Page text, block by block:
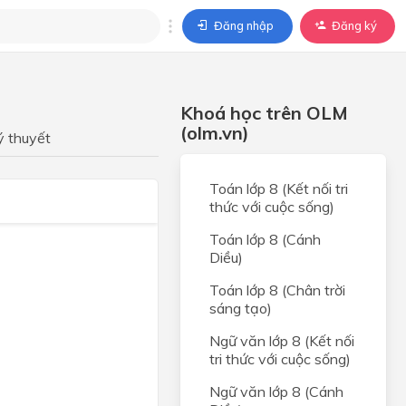
Đăng nhập Đăng ký
thuyết
Khoá học trên OLM
(olm.vn)
Toán lớp 8 (Kết nối tri
thức với cuộc sống)
Toán lớp 8 (Cánh
Diều)
Toán lớp 8 (Chân trời
sáng tạo)
Ngữ văn lớp 8 (Kết nối
tri thức với cuộc sống)
Ngữ văn lớp 8 (Cánh